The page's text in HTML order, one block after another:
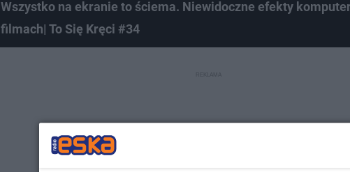
Wszystko na ekranie to ściema. Niewidoczne efekty
filmach| To Się Kręci #34